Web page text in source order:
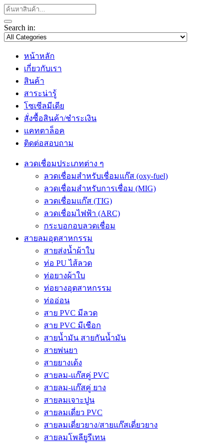
Search in:
หน้าหลัก
เกี่ยวกับเรา
สินค้า
สาระน่ารู้
โซเซีลมีเดีย
สั่งซื้อสินค้า/ชำระเงิน
แคทตาล็อค
ติดต่อสอบถาม
ลวดเชื่อมประเภทต่าง ๆ
ลวดเชื่อมสำหรับเชื่อมแก๊ส (oxy-fuel)
ลวดเชื่อมสำหรับการเชื่อม (MIG)
ลวดเชื่อมแก๊ส (TIG)
ลวดเชื่อมไฟฟ้า (ARC)
กระบอกอบลวดเชื่อม
สายลมอุตสาหกรรม
สายส่งน้ำผ้าใบ
ท่อ PU ไส้ลวด
ท่อยางผ้าใบ
ท่อยางอุตสาหกรรม
ท่ออ่อน
สาย PVC มีลวด
สาย PVC มีเชือก
สายน้ำมัน สายกันน้ำมัน
สายพ่นยา
สายยางเด้ง
สายลม-แก๊สคู่ PVC
สายลม-แก๊สคู่ ยาง
สายลมเจาะปูน
สายลมเดี่ยว PVC
สายลมเดี่ยวยาง/สายแก๊สเดี่ยวยาง
สายลมโพลียูรีเทน